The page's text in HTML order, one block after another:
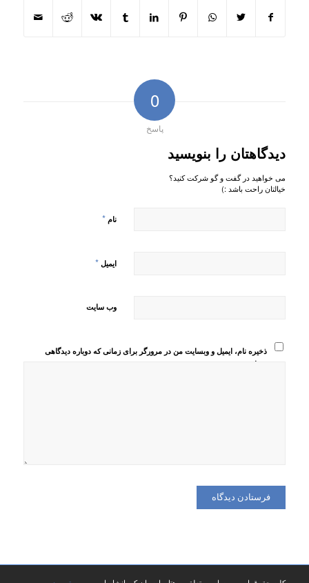
0
پاسخ
دیدگاهتان را بنویسید
می خواهید در گفت و گو شرکت کنید؟
خیالتان راحت باشد :)
نام *
ایمیل *
وب‌ سایت
ذخیره نام، ایمیل و وبسایت من در مرورگر برای زمانی که دوباره دیدگاهی
می‌نویسم.